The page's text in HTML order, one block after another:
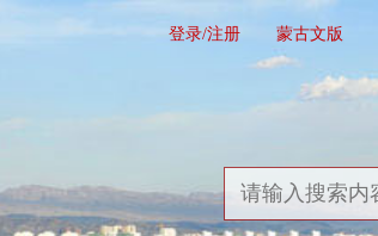
登录/注册 蒙古文版